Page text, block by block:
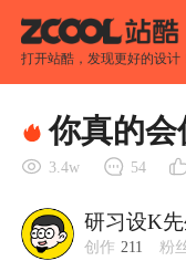
打开站酷，发现更好的设计
你真的会
3.4w 54
研习设K先
创作 211 粉